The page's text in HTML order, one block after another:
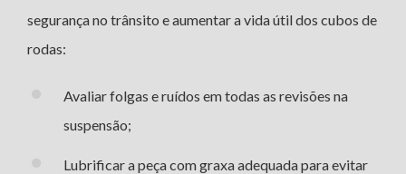
segurança no trânsito e aumentar a vida útil dos cubos de
rodas:
Avaliar folgas e ruídos em todas as revisões na
suspensão;
Lubrificar a peça com graxa adequada para evitar